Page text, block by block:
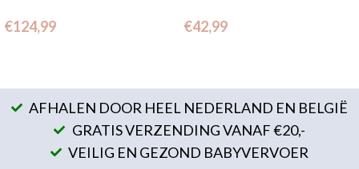
€124,99 €42,99
AFHALEN DOOR HEEL NEDERLAND EN BELGIË
GRATIS VERZENDING VANAF €20,-
VEILIG EN GEZOND BABYVERVOER